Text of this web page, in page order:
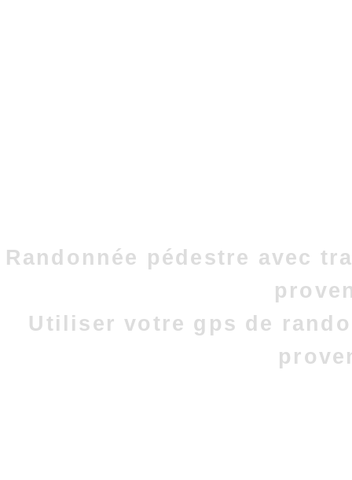
Randonnée pédestre avec
Utiliser votre gps de